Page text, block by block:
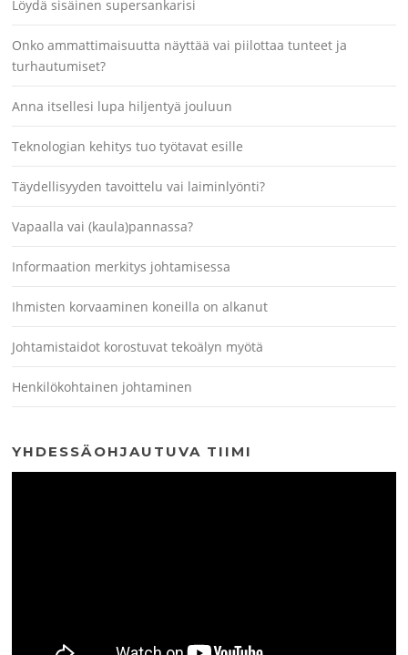
Löydä sisäinen supersankarisi
Onko ammattimaisuutta näyttää vai piilottaa tunteet ja
turhautumiset?
Anna itsellesi lupa hiljentyä jouluun
Teknologian kehitys tuo työtavat esille
Täydellisyyden tavoittelu vai laiminlyönti?
Vapaalla vai (kaula)pannassa?
Informaation merkitys johtamisessa
Ihmisten korvaaminen koneilla on alkanut
Johtamistaidot korostuvat tekoälyn myötä
Henkilökohtainen johtaminen
YHDESSÄOHJAUTUVA TIIMI